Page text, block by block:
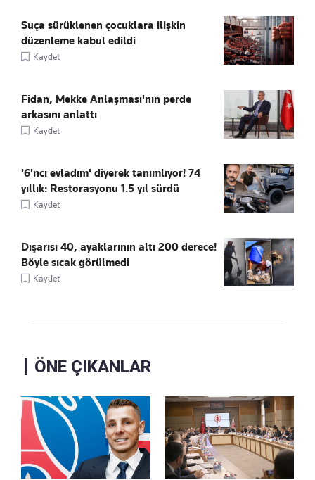
Suça sürüklenen çocuklara ilişkin
düzenleme kabul edildi
Kaydet
Fidan, Mekke Anlaşması'nın perde
arkasını anlattı
Kaydet
'6'ncı evladım' diyerek tanımlıyor! 74
yıllık: Restorasyonu 1.5 yıl sürdü
Kaydet
Dışarısı 40, ayaklarının altı 200 derece!
Böyle sıcak görülmedi
Kaydet
ÖNE ÇIKANLAR